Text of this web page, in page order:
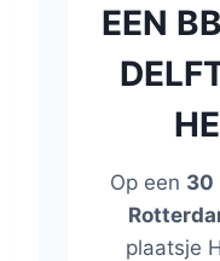
EEN
Op een 30
plaatsje